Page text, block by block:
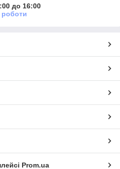
до 16:00
роботи
Prom.ua